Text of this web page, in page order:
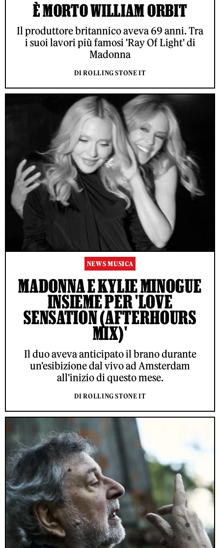
È MORTO WILLIAM ORBIT
Il produttore britannico aveva 69 anni. Tra
i suoi lavori più famosi 'Ray Of Light' di
Madonna
DI ROLLING STONE IT
NEWS MUSICA
MADONNA E KYLIE MINOGUE
INSIEME PER 'LOVE
SENSATION (AFTERHOURS
MIX)'
Il duo aveva anticipato il brano durante
un'esibizione dal vivo ad Amsterdam
all'inizio di questo mese.
DI ROLLING STONE IT